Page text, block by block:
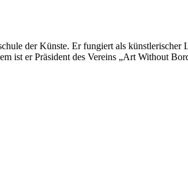
der Künste. Er fungiert als künstlerischer
ist er Präsident des Vereins „Art Without